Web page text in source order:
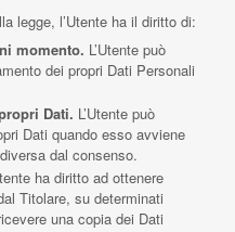
legge, l’Utente ha il diritto di:
momento. L’Utente può
dei propri Dati Personali
Dati. L’Utente può
Dati quando esso avviene
dal consenso.
ha diritto ad ottenere
Titolare, su determinati
una copia dei Dati